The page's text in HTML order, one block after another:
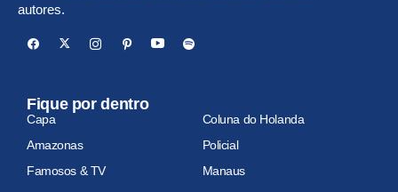
autores.
Fique por dentro
Capa
Coluna do Holanda
Amazonas
Policial
Famosos & TV
Manaus